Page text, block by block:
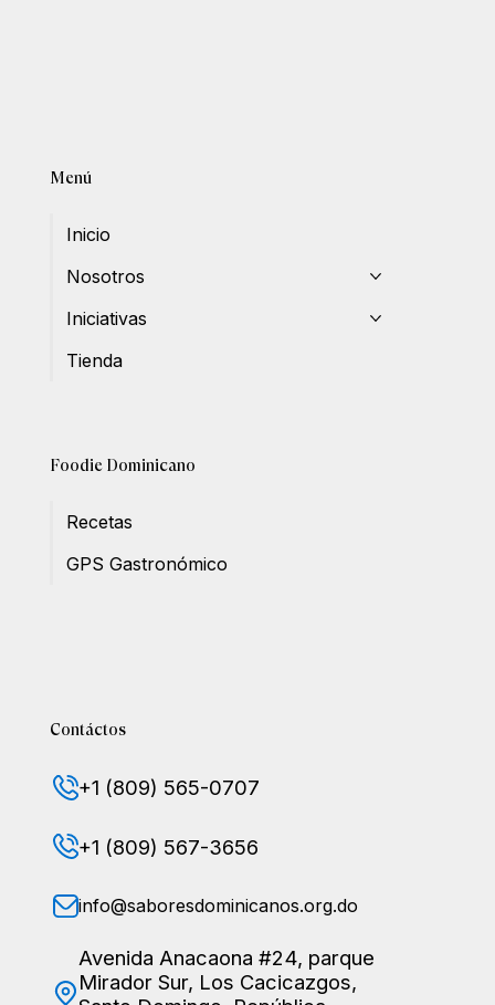
Menú
Inicio
Nosotros
Iniciativas
Tienda
Foodie Dominicano
Recetas
GPS Gastronómico
Contáctos
+1 (809) 565-0707
+1 (809) 567-3656
info@saboresdominicanos.org.do
Avenida Anacaona #24, parque
Mirador Sur, Los Cacicazgos,